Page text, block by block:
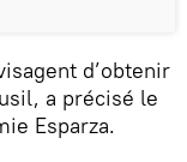
d’obtenir
a précisé le
Esparza.